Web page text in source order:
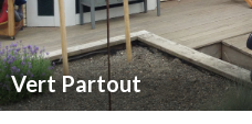
Vert Partout